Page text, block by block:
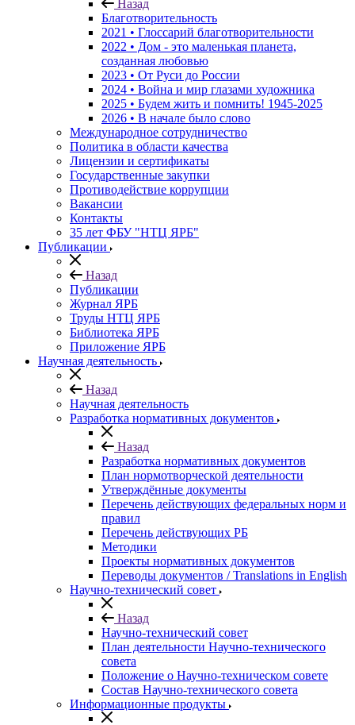
Назад
Благотворительность
2021 • Глоссарий благотворительности
2022 • Дом - это маленькая планета,
созданная любовью
2023 • От Руси до России
2024 • Война и мир глазами художника
2025 • Будем жить и помнить! 1945-2025
2026 • В начале было слово
Международное сотрудничество
Политика в области качества
Лицензии и сертификаты
Государственные закупки
Противодействие коррупции
Вакансии
Контакты
35 лет ФБУ "НТЦ ЯРБ"
Публикации
Назад
Публикации
Журнал ЯРБ
Труды НТЦ ЯРБ
Библиотека ЯРБ
Приложение ЯРБ
Научная деятельность
Назад
Научная деятельность
Разработка нормативных документов
Назад
Разработка нормативных документов
План нормотворческой деятельности
Утверждённые документы
Перечень действующих федеральных норм и
правил
Перечень действующих РБ
Методики
Проекты нормативных документов
Переводы документов / Translations in English
Научно-технический совет
Назад
Научно-технический совет
План деятельности Научно-технического
совета
Положение о Научно-техническом совете
Состав Научно-технического совета
Информационные продукты